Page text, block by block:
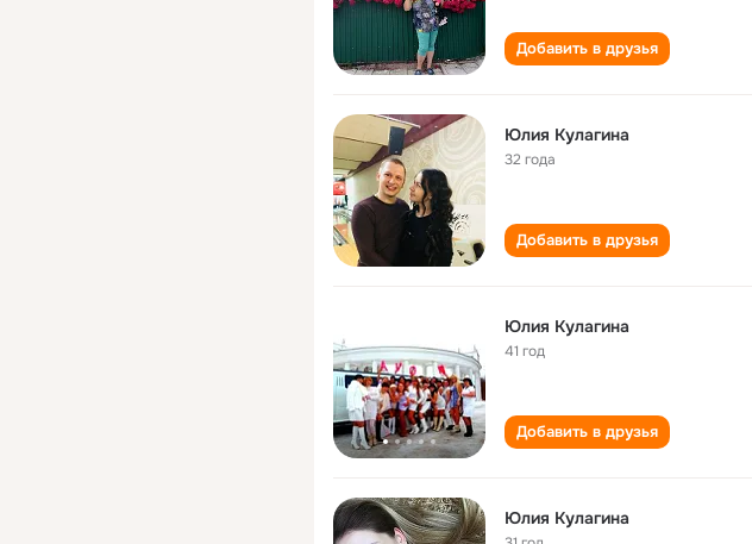
Добавить в друзья
Юлия Кулагина
32 года
Добавить в друзья
Юлия Кулагина
41 год
Добавить в друзья
Юлия Кулагина